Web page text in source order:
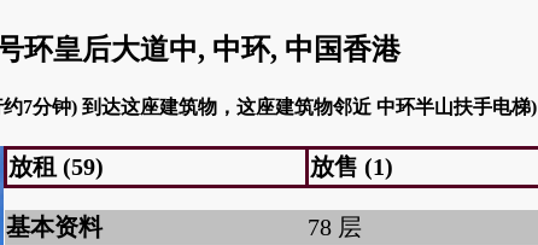
环皇后大道中, 中环, 中国香港
7分钟) 到达这座建筑物，这座建筑物邻近 中环半山扶手电梯)
放租 (59) 放售 (1)
基本资料
78 层